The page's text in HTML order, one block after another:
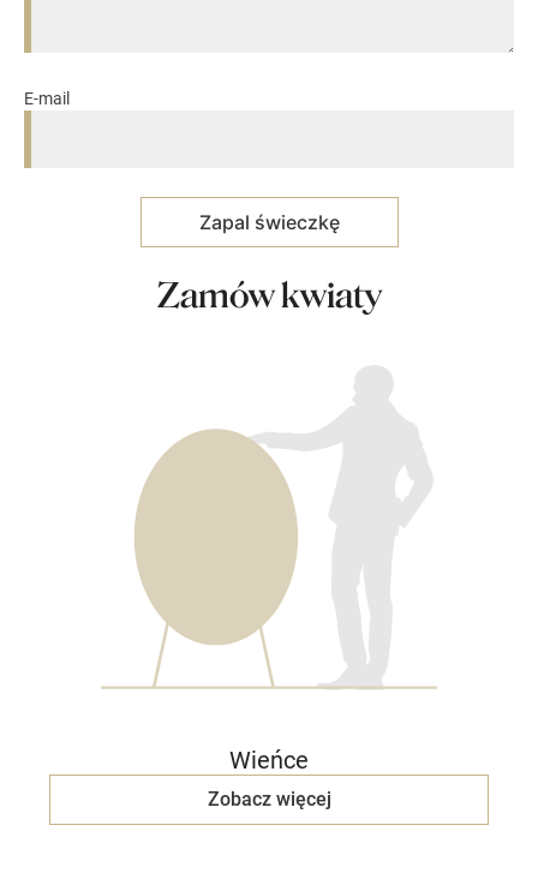
E-mail
Zamów kwiaty
Wieńce
Zobacz więcej